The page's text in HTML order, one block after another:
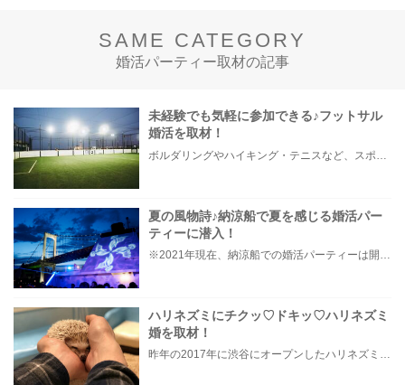
SAME CATEGORY
婚活パーティー取材の記事
未経験でも気軽に参加できる♪フットサル
婚活を取材！
夏の風物詩♪納涼船で夏を感じる婚活パー
ティーに潜入！
※2021年現在、納涼船での婚活パーティーは開催を見合わせております。 ※こちらのコラムは、2018年に開催した内容を紹介しております。 100名～200名の大人数で開催される大型婚活パーティー。夏ならではのイベント「納涼船」で開催された浴衣着用の婚活パーティーをご紹介します！！
ハリネズミにチクッ♡ドキッ♡ハリネズミ
婚を取材！
昨年の2017年に渋谷にオープンしたハリネズミのいるカフェの「ちくちくカフェ」さんで定期的に開催されているIBJ Matchingの「ハリネズミ婚」のパーティーにお邪魔しました。